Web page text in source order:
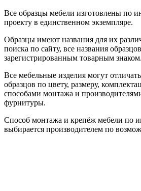
Все образцы мебели изготовлены по
проекту в единственном экземпляре.
Образцы имеют названия для их
поиска по сайту, все названия
зарегистрированным товарным знаком.
Все мебельные изделия могут
образцов по цвету, размеру,
способами монтажа и
фурнитуры.
Способ монтажа и крепёж мебели по
выбирается производителем по